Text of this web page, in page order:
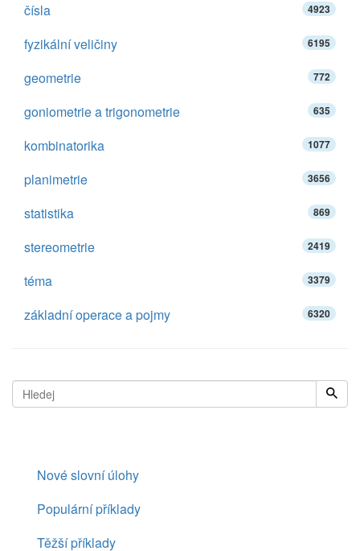
čísla 4923
fyzikální veličiny 6195
geometrie 772
goniometrie a trigonometrie 635
kombinatorika 1077
planimetrie 3656
statistika 869
stereometrie 2419
téma 3379
základní operace a pojmy 6320
Nové slovní úlohy
Populární příklady
Těžší příklady